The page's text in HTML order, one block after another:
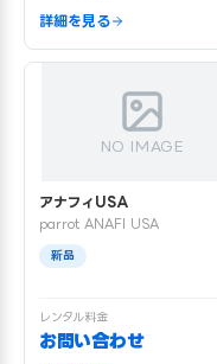
詳細を見る
NO IMAGE
アナフィUSA
parrot ANAFI USA
新品
レンタル料金
お問い合わせ